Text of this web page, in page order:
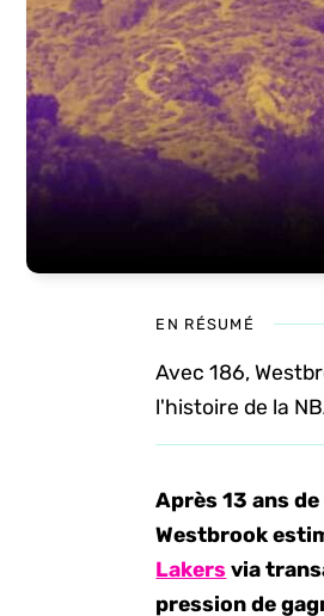
EN RÉSUMÉ
Avec 186,
l'histoire de la
Après 13 ans
Westbrook
Lakers via
pression de